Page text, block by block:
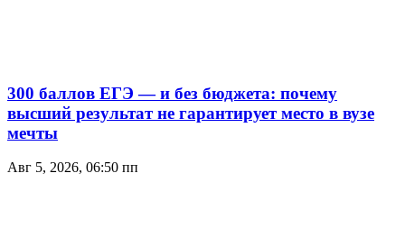
300 баллов ЕГЭ — и без бюджета: почему
высший результат не гарантирует место в вузе
мечты
Авг 5, 2026, 06:50 пп